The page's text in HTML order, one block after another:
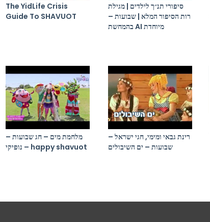
The YidLife Crisis
Guide To SHAVUOT
סיפורי תנ״ך לילדים | מגילת
רות הסיפור המלא | שבועות –
בהמחשת AI מיוחדת
מלחמת מים – חג שבועות –
נופיקי – happy shavuot
רינת גבאי ומימי, חגי ישראל –
שבועות – ים השיבולים